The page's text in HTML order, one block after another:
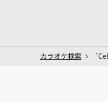
カラオケ検索 「